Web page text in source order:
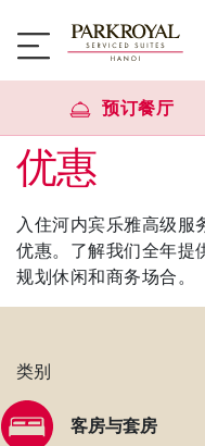
预订餐厅
优惠
入住河内宾乐雅高级服
优惠。了解我们全年提
规划休闲和商务场合。
类别
客房与套房